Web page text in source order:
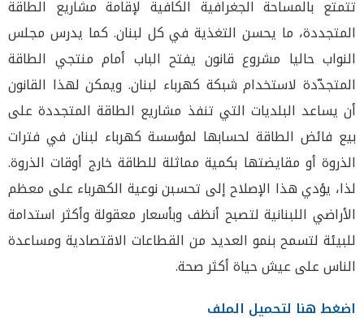
تتمتع بالمساحة الجغرافية الكافية لإقامة مشاريع الطاقة
المتجددة، ما يحسن التغذية في كل لبنان. كما يدرس مجلس
النواب حاليا مشروع قانون يفتح الباب أمام منتجي الطاقة
المتجدّدة لاستخدام شبكة كهرباء لبنان. ويمكن لهذا القانون
أن يساعد البلديات التي تنفذ مشاريع الطاقة المتجددة على
بيع فائض الطاقة لحسابها لمؤسسة كهرباء لبنان في فترات
الذروة أو مقايضتها بكمية مماثلة للطاقة خارج أوقات الذروة.
لذا، يؤدي هذا الإصلاح إلى تحسبن نوعية الكهرباء على معظم
الأراضي اللبنانية لتصبح أنظف وبأسعار معقولة وأكثر استدامة
للبيئة لتسمح بنمو العديد من القطاعات الاقتصادية ومساعدة
الناس على عيش حياة أكثر صحة.
اضغط هنا لتحميل الملف